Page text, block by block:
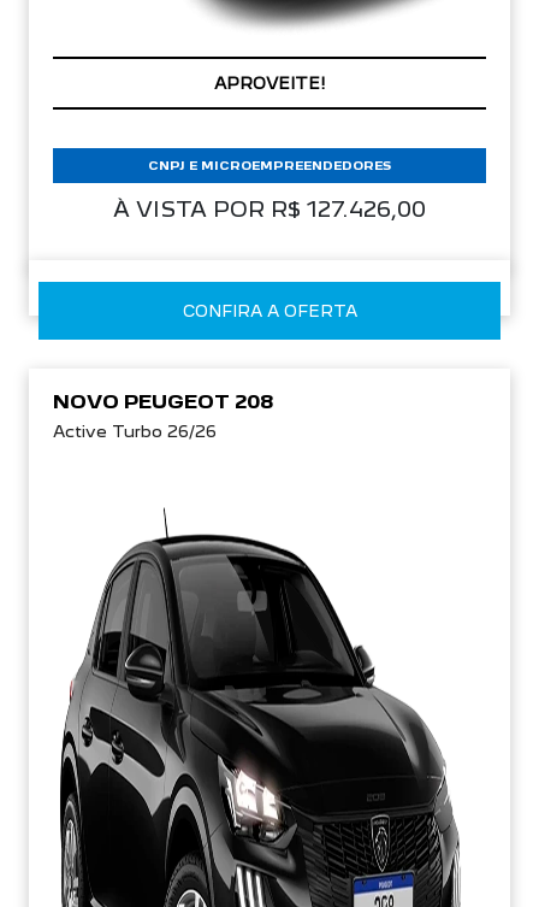
PREÇOS REDUZIDOS
À VISTA POR R$ 127.426,00
CNPJ E MICROEMPREENDEDORES
CONFIRA A OFERTA
NOVO PEUGEOT 208
Active Turbo 26/26